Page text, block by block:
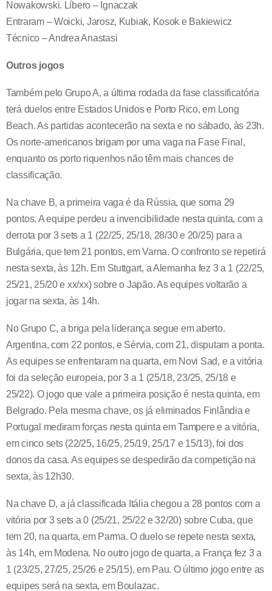
Nowakowski. Líbero – Ignaczak
Entraram – Woicki, Jarosz, Kubiak, Kosok e Bakiewicz
Técnico – Andrea Anastasi
Outros jogos
Também pelo Grupo A, a última rodada da fase classificatória
terá duelos entre Estados Unidos e Porto Rico, em Long
Beach. As partidas acontecerão na sexta e no sábado, às 23h.
Os norte-americanos brigam por uma vaga na Fase Final,
enquanto os porto riquenhos não têm mais chances de
classificação.
Na chave B, a primeira vaga é da Rússia, que soma 29
pontos. A equipe perdeu a invencibilidade nesta quinta, com a
derrota por 3 sets a 1 (22/25, 25/18, 28/30 e 20/25) para a
Bulgária, que tem 21 pontos, em Varna. O confronto se repetirá
nesta sexta, às 12h. Em Stuttgart, a Alemanha fez 3 a 1 (22/25,
25/21, 25/20 e xx/xx) sobre o Japão. As equipes voltarão a
jogar na sexta, às 14h.
No Grupo C, a briga pela liderança segue em aberto.
Argentina, com 22 pontos, e Sérvia, com 21, disputam a ponta.
As equipes se enfrentaram na quarta, em Novi Sad, e a vitória
foi da seleção europeia, por 3 a 1 (25/18, 23/25, 25/18 e
25/22). O jogo que vale a primeira posição é nesta quinta, em
Belgrado. Pela mesma chave, os já eliminados Finlândia e
Portugal mediram forças nesta quinta em Tampere e a vitória,
em cinco sets (22/25, 16/25, 25/19, 25/17 e 15/13), foi dos
donos da casa. As equipes se despedirão da competição na
sexta, às 12h30.
Na chave D, a já classificada Itália chegou a 28 pontos com a
vitória por 3 sets a 0 (25/21, 25/22 e 32/20) sobre Cuba, que
tem 20, na quarta, em Parma. O duelo se repete nesta sexta,
às 14h, em Modena. No outro jogo de quarta, a França fez 3 a
1 (23/25, 27/25, 25/26 e 25/15), em Pau. O último jogo entre as
equipes será na sexta, em Boulazac.